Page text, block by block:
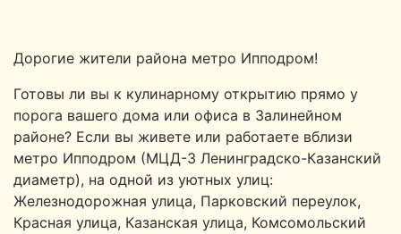
Дорогие жители района метро Ипподром!
Готовы ли вы к кулинарному открытию прямо у
порога вашего дома или офиса в Залинейном
районе? Если вы живете или работаете вблизи
метро Ипподром (МЦД-3 Ленинградско-Казанский
диаметр), на одной из уютных улиц:
Железнодорожная улица, Парковский переулок,
Красная улица, Казанская улица, Комсомольский